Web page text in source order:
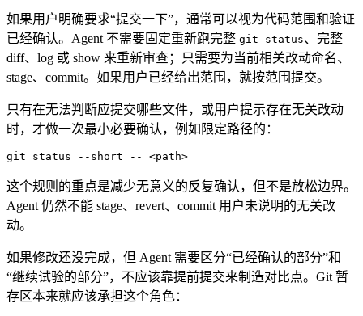
如果用户明确要求“提交一下”，通常可以视为代码范围和验证
已经确认。Agent 不需要固定重新跑完整 git status、完整
diff、log 或 show 来重新审查；只需要为当前相关改动命名、
stage、commit。如果用户已经给出范围，就按范围提交。
只有在无法判断应提交哪些文件，或用户提示存在无关改动
时，才做一次最小必要确认，例如限定路径的：
git status -- short -- <path>
这个规则的重点是减少无意义的反复确认，但不是放松边界。
Agent 仍然不能 stage、revert、commit 用户未说明的无关改
动。
如果修改还没完成，但 Agent 需要区分“已经确认的部分”和
“继续试验的部分”，不应该靠提前提交来制造对比点。Git 暂
存区本来就应该承担这个角色：